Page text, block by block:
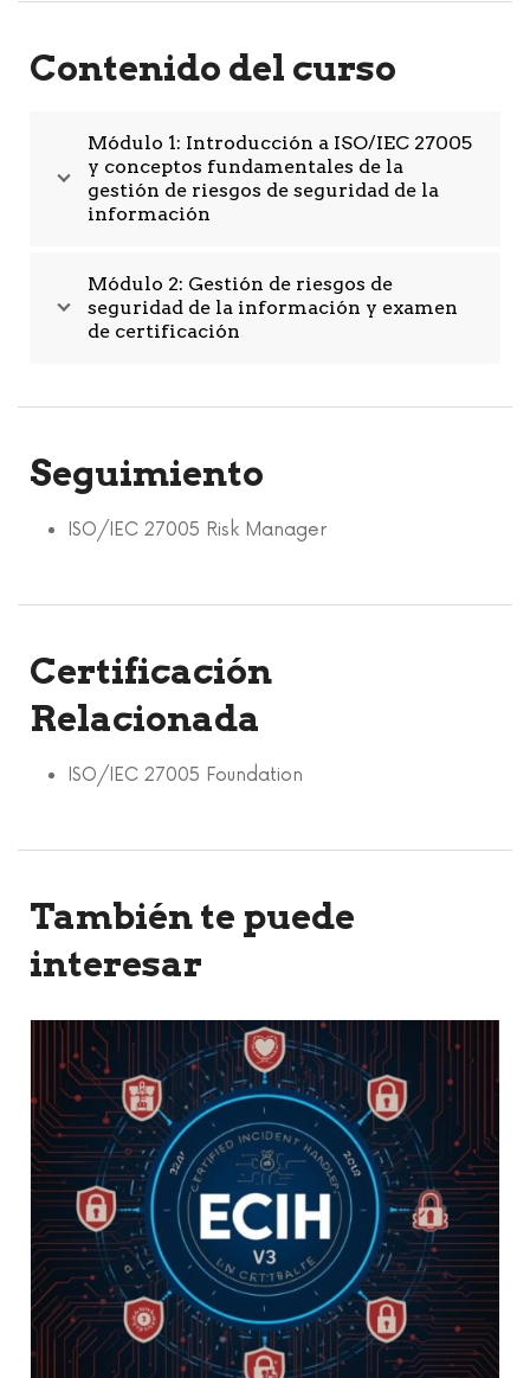
Contenido del curso
Módulo 1: Introducción a ISO/IEC 27005
y conceptos fundamentales de la
gestión de riesgos de seguridad de la
información
Módulo 2: Gestión de riesgos de
seguridad de la información y examen
de certificación
Seguimiento
ISO/IEC 27005 Risk Manager
Certificación
Relacionada
ISO/IEC 27005 Foundation
También te puede
interesar